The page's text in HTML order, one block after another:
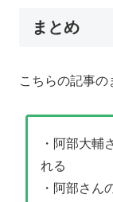
まとめ
こちらの記事の
・阿部大輔
れる
・阿部さん